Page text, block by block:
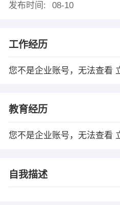
发布时间:
08-10
工作经历
您不是企业账号，无法查看
教育经历
您不是企业账号，无法查看
自我描述